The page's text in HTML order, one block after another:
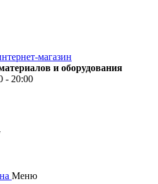
и оборудования
- 20:00
Меню